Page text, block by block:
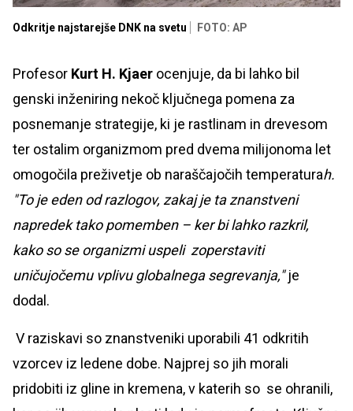
Odkritje najstarejše DNK na svetu FOTO: AP
Profesor Kurt H. Kjaer ocenjuje, da bi lahko bil
genski inženiring nekoč ključnega pomena za
posnemanje strategije, ki je rastlinam in drevesom
ter ostalim organizmom pred dvema milijonoma let
omogočila preživetje ob naraščajočih temperaturah.
"To je eden od razlogov, zakaj je ta znanstveni
napredek tako pomemben – ker bi lahko razkril,
kako so se organizmi uspeli zoperstaviti
uničujočemu vplivu globalnega segrevanja,"je
dodal.
V raziskavi so znanstveniki uporabili 41 odkritih
vzorcev iz ledene dobe. Najprej so jih morali
pridobiti iz gline in kremena, v katerih so se ohranili,